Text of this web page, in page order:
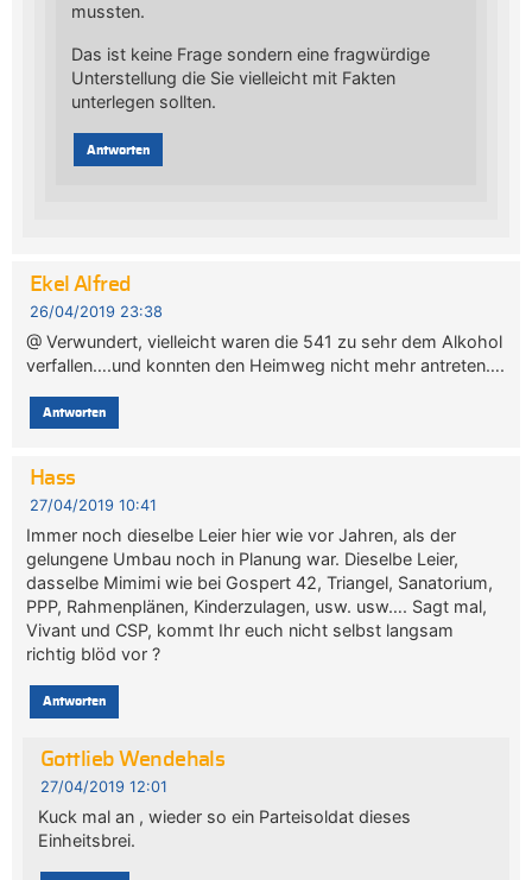
mussten.
Das ist keine Frage sondern eine fragwürdige
Unterstellung die Sie vielleicht mit Fakten
unterlegen sollten.
Antworten
Ekel Alfred
26/04/2019 23:38
@ Verwundert, vielleicht waren die 541 zu sehr dem Alkohol
verfallen….und konnten den Heimweg nicht mehr antreten….
Antworten
Hass
27/04/2019 10:41
Immer noch dieselbe Leier hier wie vor Jahren, als der
gelungene Umbau noch in Planung war. Dieselbe Leier,
dasselbe Mimimi wie bei Gospert 42, Triangel, Sanatorium,
PPP, Rahmenplänen, Kinderzulagen, usw. usw…. Sagt mal,
Vivant und CSP, kommt Ihr euch nicht selbst langsam
richtig blöd vor ?
Antworten
Gottlieb Wendehals
27/04/2019 12:01
Kuck mal an , wieder so ein Parteisoldat dieses
Einheitsbrei.